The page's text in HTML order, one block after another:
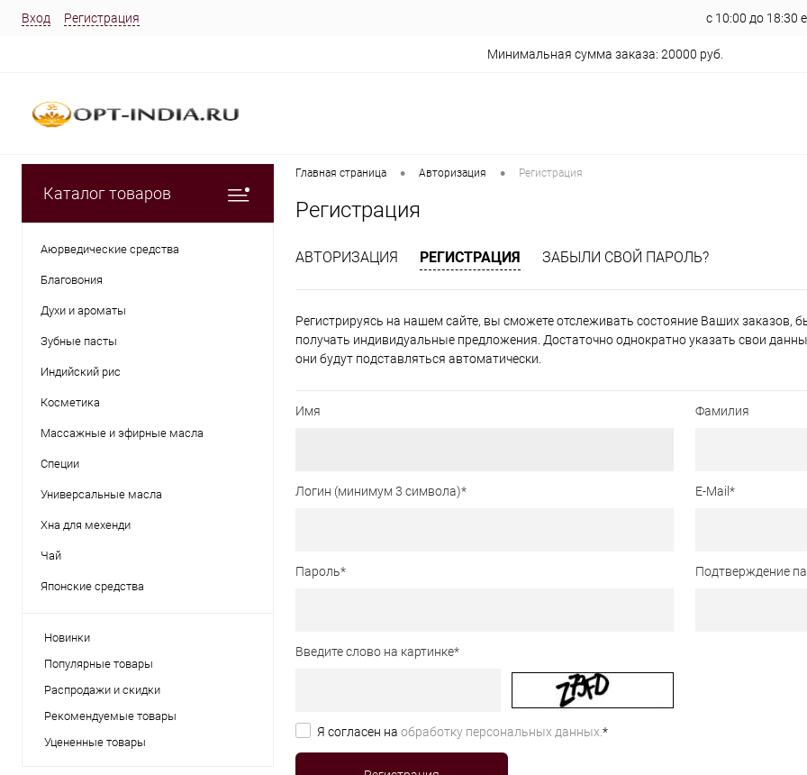
Вход Регистрация с 10:00 до 18:30
Минимальная сумма заказа: 20000 руб.
Каталог товаров
Аюрведические средства
Благовония
Духи и ароматы
Зубные пасты
Индийский рис
Косметика
Массажные и эфирные масла
Специи
Универсальные масла
Хна для мехенди
Чай
Японские средства
Новинки
Популярные товары
Распродажи и скидки
Рекомендуемые товары
Уцененные товары
Главная страница • Авторизация • Регистрация
Регистрация
АВТОРИЗАЦИЯ РЕГИСТРАЦИЯ ЗАБЫЛИ СВОЙ ПАРОЛЬ?
Регистрируясь на нашем сайте, вы сможете отслеживать состояние Ваших заказов,
получать индивидуальные предложения. Достаточно однократно указать свои
они будут подставляться автоматически.
Имя Фамилия
Логин (минимум 3 символа)* E-Mail *
Пароль* Подтверждение
Введите слово на картинке*
Я согласен на обработку персональных данных.*